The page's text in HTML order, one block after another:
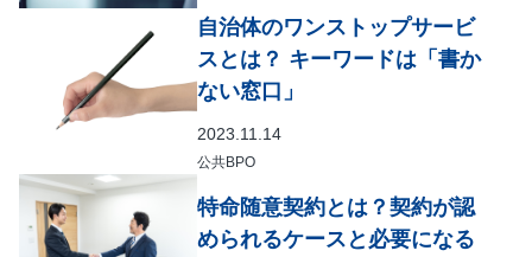
自治体のワンストップサービ
スとは？ キーワードは「書か
ない窓口」
2023.11.14
公共BPO
特命随意契約とは？契約が認
められるケースと必要になる